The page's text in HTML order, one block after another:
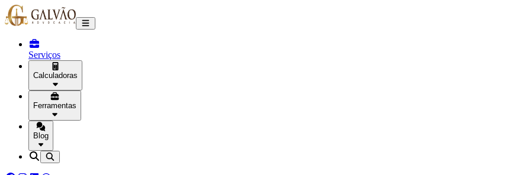
Serviços
Calculadoras
Ferramentas
Blog